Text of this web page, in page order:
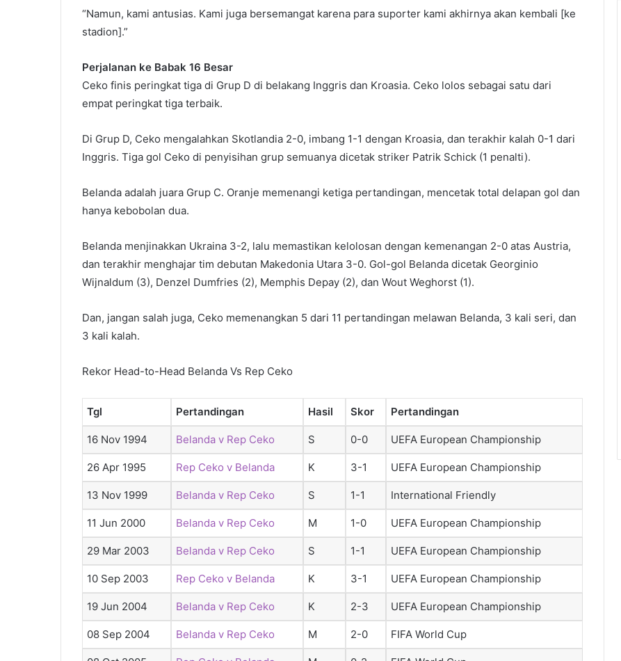
“Namun, kami antusias. Kami juga bersemangat karena para suporter kami akhirnya akan kembali [ke
stadion].”
Perjalanan ke Babak 16 Besar
Ceko finis peringkat tiga di Grup D di belakang Inggris dan Kroasia. Ceko lolos sebagai satu dari
empat peringkat tiga terbaik.
Di Grup D, Ceko mengalahkan Skotlandia 2-0, imbang 1-1 dengan Kroasia, dan terakhir kalah 0-1 dari
Inggris. Tiga gol Ceko di penyisihan grup semuanya dicetak striker Patrik Schick (1 penalti).
Belanda adalah juara Grup C. Oranje memenangi ketiga pertandingan, mencetak total delapan gol dan
hanya kebobolan dua.
Belanda menjinakkan Ukraina 3-2, lalu memastikan kelolosan dengan kemenangan 2-0 atas Austria,
dan terakhir menghajar tim debutan Makedonia Utara 3-0. Gol-gol Belanda dicetak Georginio
Wijnaldum (3), Denzel Dumfries (2), Memphis Depay (2), dan Wout Weghorst (1).
Dan, jangan salah juga, Ceko memenangkan 5 dari 11 pertandingan melawan Belanda, 3 kali seri, dan
3 kali kalah.
Rekor Head-to-Head Belanda Vs Rep Ceko
Tgl Pertandingan Hasil Skor Pertandingan
16 Nov 1994 Belanda v Rep Ceko S 0-0 UEFA European Championship
26 Apr 1995 Rep Ceko v Belanda K 3-1 UEFA European Championship
13 Nov 1999 Belanda v Rep Ceko S 1-1 International Friendly
11 Jun 2000 Belanda v Rep Ceko M 1-0 UEFA European Championship
29 Mar 2003 Belanda v Rep Ceko S 1-1 UEFA European Championship
10 Sep 2003 Rep Ceko v Belanda K 3-1 UEFA European Championship
19 Jun 2004 Belanda v Rep Ceko K 2-3 UEFA European Championship
08 Sep 2004 Belanda v Rep Ceko M 2-0 FIFA World Cup